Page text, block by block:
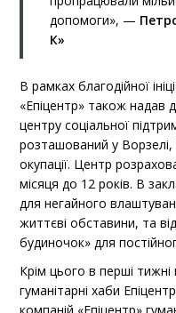
допомоги», —
К»
В рамках благодійної
«Епіцентр» також надав
центру соціальної
розташований у Ворзелі,
окупації. Центр
місяця до 12 років. В
для негайного
життєві обставини, та
будиночок» для
Крім цього в перші
гуманітарні хаби